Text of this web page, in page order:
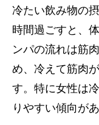
冷たい飲み物の
時間過ごすと、
ンパの流れは筋
め、冷えて筋肉
す。特に女性は
りやすい傾向が